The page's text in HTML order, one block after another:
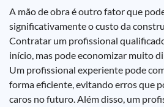
A mão de obra é outro fator que
significativamente o custo da
Contratar um profissional
início, mas pode economizar muito
Um profissional experiente pode
forma eficiente, evitando erros que
caros no futuro. Além disso, um